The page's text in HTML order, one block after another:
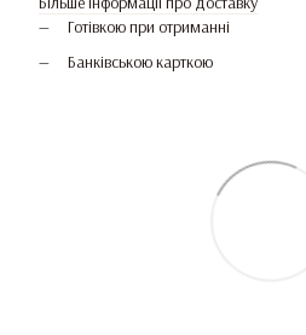
Готівкою при отриманні
Банківською карткою